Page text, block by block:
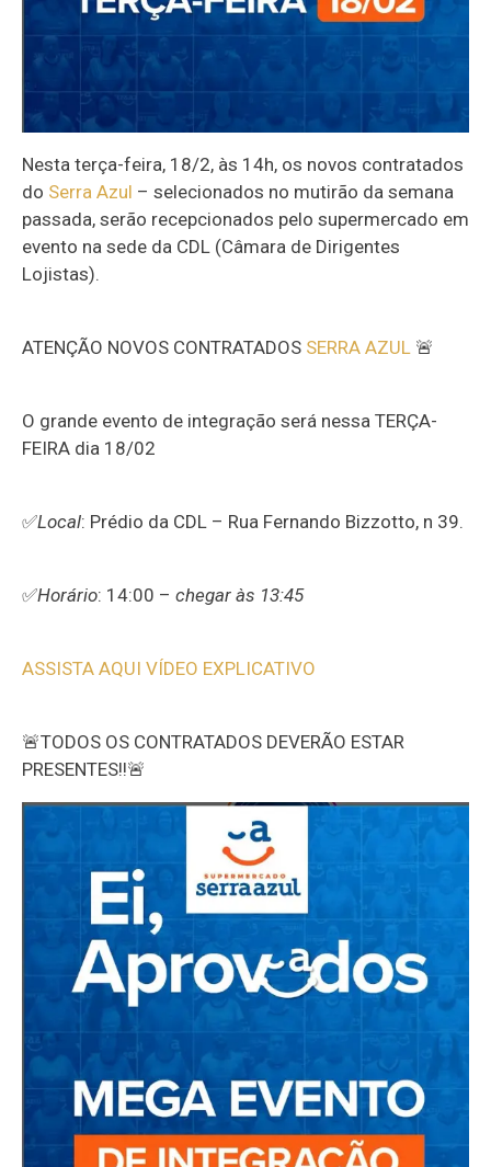
Nesta terça-feira, 18/2, às 14h, os novos contratados
do Serra Azul – selecionados no mutirão da semana
passada, serão recepcionados pelo supermercado em
evento na sede da CDL (Câmara de Dirigentes
Lojistas).
ATENÇÃO NOVOS CONTRATADOS SERRA AZUL 🚨
O grande evento de integração será nessa TERÇA-
FEIRA dia 18/02
✅Local: Prédio da CDL – Rua Fernando Bizzotto, n 39.
✅Horário: 14:00 – chegar às 13:45
ASSISTA AQUI VÍDEO EXPLICATIVO
🚨TODOS OS CONTRATADOS DEVERÃO ESTAR
PRESENTES!!🚨